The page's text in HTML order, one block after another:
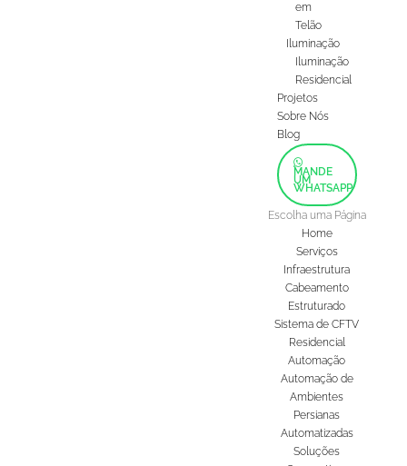
em
Telão
Iluminação
Iluminação
Residencial
Projetos
Sobre Nós
Blog
MANDE
UM
WHATSAPP
Escolha uma Página
Home
Serviços
Infraestrutura
Cabeamento
Estruturado
Sistema de CFTV
Residencial
Automação
Automação de
Ambientes
Persianas
Automatizadas
Soluções